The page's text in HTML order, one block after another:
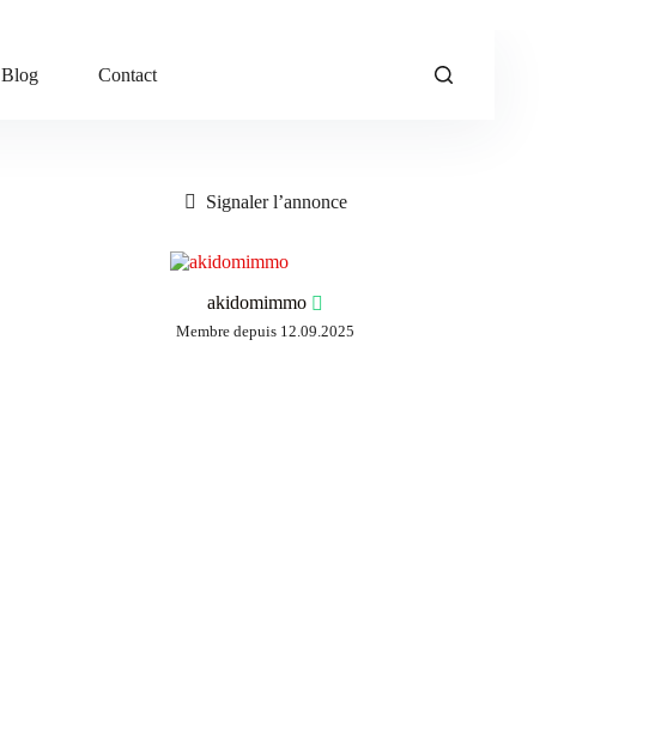
Blog Contact
Signaler l’annonce
akidomimmo
Membre depuis 12.09.2025